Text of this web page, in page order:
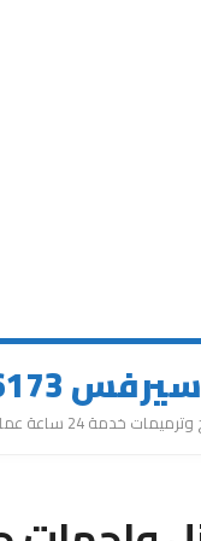
24 ساعة عمالة مميزة